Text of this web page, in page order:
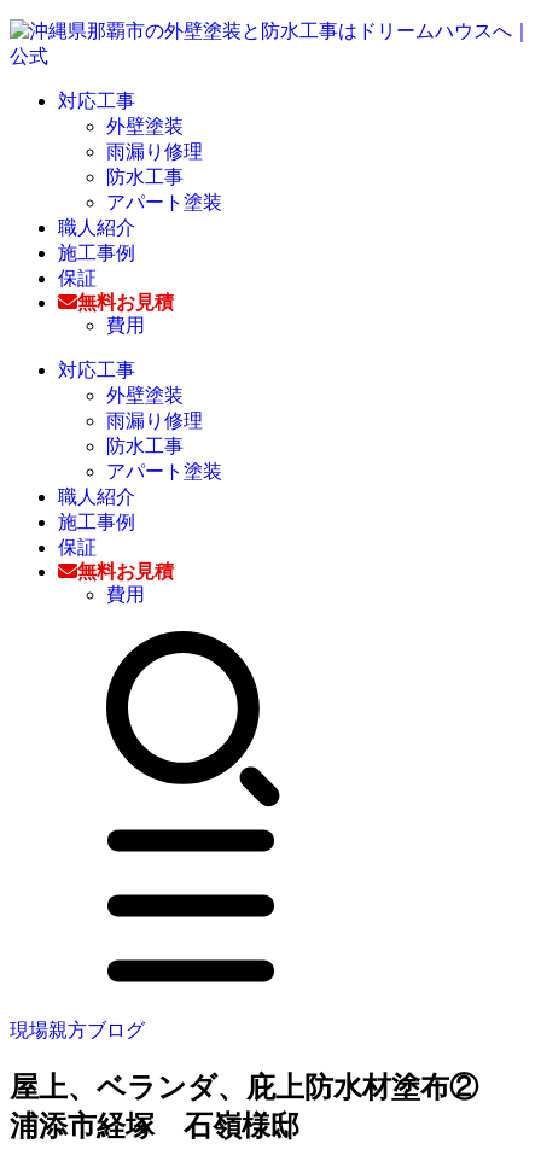
対応工事
外壁塗装
雨漏り修理
防水工事
アパート塗装
職人紹介
施工事例
保証
無料お見積
費用
対応工事
外壁塗装
雨漏り修理
防水工事
アパート塗装
職人紹介
施工事例
保証
無料お見積
費用
現場親方ブログ
屋上、ベランダ、庇上防水材塗布②
浦添市経塚 石嶺様邸